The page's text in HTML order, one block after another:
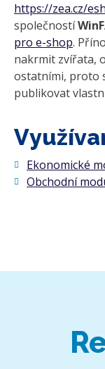
https://zea.cz/
společností
pro e-shop.
nakrmit zvířata,
ostatními, proto
publikovat
Ekonomické
Obchodní